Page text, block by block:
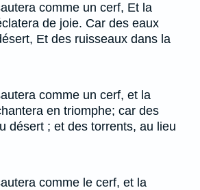
comme un cerf, Et la
de joie. Car des eaux
Et des ruisseaux dans la
comme un cerf, et la
en triomphe; car des
désert ; et des torrents, au lieu
comme le cerf, et la